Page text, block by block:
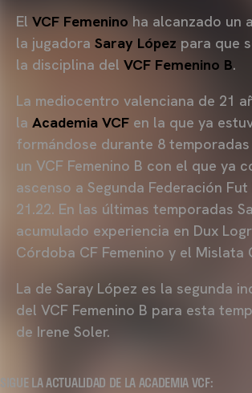
El VCF Femenino ha alcanzado un
la jugadora Saray López para que
la disciplina del VCF Femenino B.
La mediocentro valenciana de 21
la Academia VCF en la que ya
formándose durante 8
un VCF Femenino B con el que ya
ascenso a Segunda Federación Fut
21.22. En las últimas temporadas
acumulado experiencia en Dux
Córdoba CF Femenino y el Mislata
La de Saray López es la segunda
del VCF Femenino B para esta
de Irene Soler.
SIGUE LA ACTUALIDAD DE LA ACADEMIA VCF: